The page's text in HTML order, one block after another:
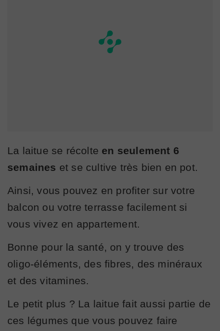
La laitue se récolte en seulement 6
semaines et se cultive très bien en pot.
Ainsi, vous pouvez en profiter sur votre
balcon ou votre terrasse facilement si
vous vivez en appartement.
Bonne pour la santé, on y trouve des
oligo-éléments, des fibres, des minéraux
et des vitamines.
Le petit plus ? La laitue fait aussi partie de
ces légumes que vous pouvez faire